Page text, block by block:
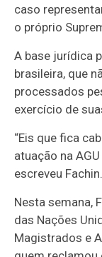
caso
o próprio
A base jurídica
brasileira, que
processados
exercício de
“Eis que fica
atuação na
escreveu Fachin.
Nesta semana,
das Nações
Magistrados e